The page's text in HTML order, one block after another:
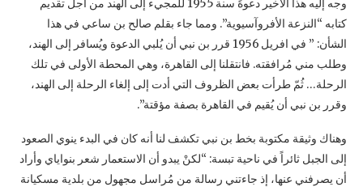
وجه إليه هذا الأخير دعوةً سنة 1955 للمجيء ‏إلى الهند من أجل تقديم
كتابه “النزعة الأفروآسيوية”. ومما جاء بقلم صالح بن ساعي في هذا
الشأن: ” ‏في افريل 1956 قرر بن نبي أن يُلبي الدعوة ويُسافر إلى الهند،
وطلب مني مُرافقته. فانتقلنا إلى ‏القاهرة، وهي المحطة الأولى في تلك
الرحلة… ثُمّ طرأت بعض الظروف التي أدت إلى إلغاء الرحلة ‏إلى الهند،
وقرر بن نبي أن يُقيم في القاهرة بصفة مؤقتة”.‏‎ ‎
وهناك وثيقة مكتوبة بخط بن نبي تكشف لنا أنه كان في البدء ينوي الصعود
إلى الجبل ثائراً في ناحية ‏تبسة: “لكنْ يبدو أن الاستعمار شعر بنواياي وأراد
أن يصرفني عنها، إذ جاءتني رسالة من مُراسل ‏مجهول من بلدية مسكيانة